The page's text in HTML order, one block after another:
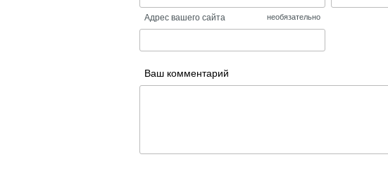
Адрес вашего сайта необязательно
Ваш комментарий